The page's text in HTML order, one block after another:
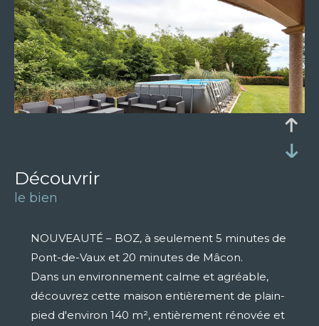
découvrir
le bien
NOUVEAUTÉ – BOZ, à seulement 5 minutes de
Pont-de-Vaux et 20 minutes de Mâcon.
Dans un environnement calme et agréable,
découvrez cette maison entièrement de plain-
pied d'environ 140 m², entièrement rénovée et